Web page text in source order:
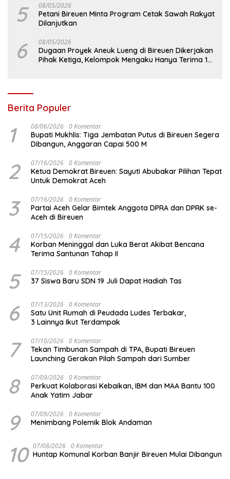
5 08/05/2026
Petani Bireuen Minta Program Cetak Sawah Rakyat
Dilanjutkan
6 08/05/2026
Dugaan Proyek Aneuk Lueng di Bireuen Dikerjakan
Pihak Ketiga, Kelompok Mengaku Hanya Terima 10
Berita Populer
1 08/06/2026 0 Komentar
Bupati Mukhlis: Tiga Jembatan Putus di Bireuen Segera
Dibangun, Anggaran Capai 500 M
2 07/16/2026 0 Komentar
Ketua Demokrat Bireuen: Sayuti Abubakar Pilihan Tepat
Untuk Demokrat Aceh
3 07/16/2026 0 Komentar
Partai Aceh Gelar Bimtek Anggota DPRA dan DPRK se-
Aceh di Bireuen
4 07/15/2026 0 Komentar
Korban Meninggal dan Luka Berat Akibat Bencana
Terima Santunan Tahap II
5 07/15/2026 0 Komentar
37 Siswa Baru SDN 19 Juli Dapat Hadiah Tas
6 07/13/2026 0 Komentar
Satu Unit Rumah di Peudada Ludes Terbakar,
3 Lainnya Ikut Terdampak
7 07/10/2026 0 Komentar
Tekan Timbunan Sampah di TPA, Bupati Bireuen
Launching Gerakan Pilah Sampah dari Sumber
8 07/09/2026 0 Komentar
Perkuat Kolaborasi Kebaikan, IBM dan MAA Bantu 100
Anak Yatim Jabar
9 07/09/2026 0 Komentar
Menimbang Polemik Blok Andaman
10 07/08/2026 0 Komentar
Huntap Komunal Korban Banjir Bireuen Mulai Dibangun